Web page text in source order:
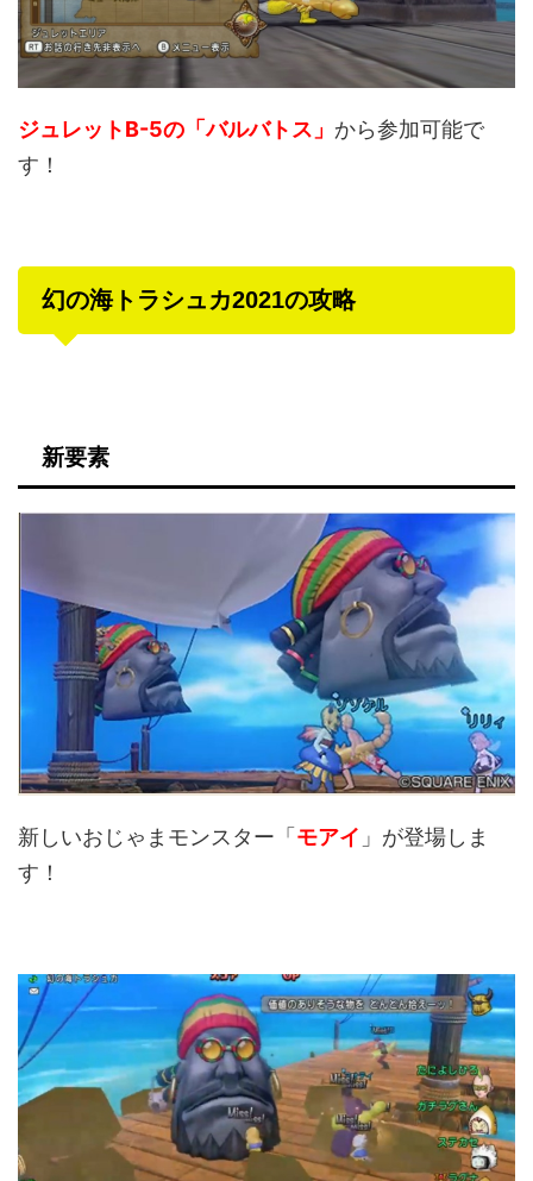
ジュレットB-5の「バルバトス 」 から参加可能で
す！
幻の海トラシュカ2021の攻略
新要素
新しいおじゃまモンスター「 モアイ 」が登場しま
す！